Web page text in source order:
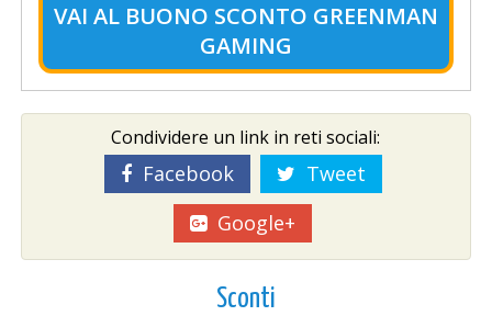
VAI AL BUONO SCONTO GREENMAN
GAMING
Condividere un link in reti sociali:
Facebook
Tweet
Google+
Sconti